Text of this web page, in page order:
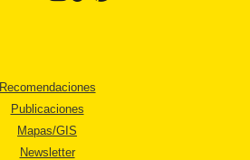
Recomendaciones
Publicaciones
Mapas/GIS
Newsletter